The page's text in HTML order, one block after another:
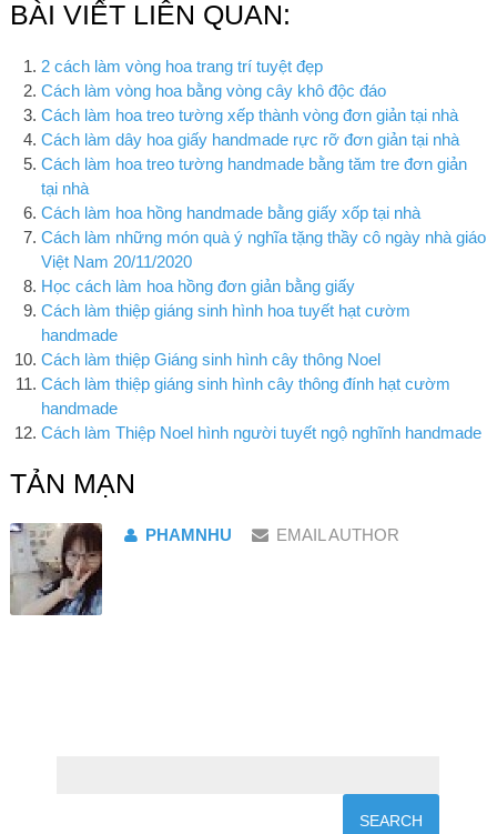
BÀI VIẾT LIÊN QUAN:
2 cách làm vòng hoa trang trí tuyệt đẹp
Cách làm vòng hoa bằng vòng cây khô độc đáo
Cách làm hoa treo tường xếp thành vòng đơn giản tại nhà
Cách làm dây hoa giấy handmade rực rỡ đơn giản tại nhà
Cách làm hoa treo tường handmade bằng tăm tre đơn giản
tại nhà
Cách làm hoa hồng handmade bằng giấy xốp tại nhà
Cách làm những món quà ý nghĩa tặng thầy cô ngày nhà giáo
Việt Nam 20/11/2020
Học cách làm hoa hồng đơn giản bằng giấy
Cách làm thiệp giáng sinh hình hoa tuyết hạt cườm
handmade
Cách làm thiệp Giáng sinh hình cây thông Noel
Cách làm thiệp giáng sinh hình cây thông đính hạt cườm
handmade
Cách làm Thiệp Noel hình người tuyết ngộ nghĩnh handmade
TẢN MẠN
PHAMNHU EMAIL AUTHOR